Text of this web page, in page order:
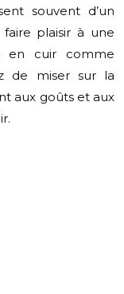
souvent d’un
plaisir à une
en cuir comme
de miser sur la
aux goûts et aux